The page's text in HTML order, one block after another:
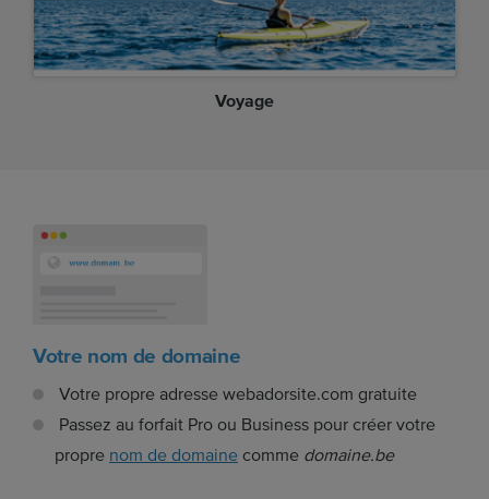
Voyage
Votre nom de domaine
Votre propre adresse webadorsite.com gratuite
Passez au forfait Pro ou Business pour créer votre
propre nom de domaine comme domaine.be